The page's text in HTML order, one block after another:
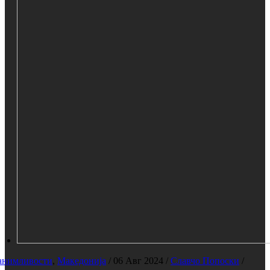
, Македонија / 06 Авг 2024 / Славчо Попоски /